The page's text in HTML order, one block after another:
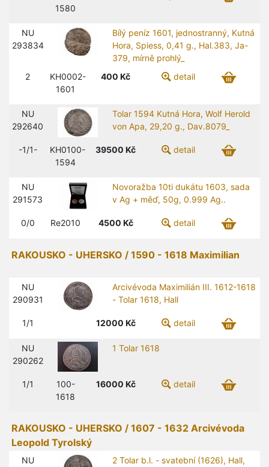
1580
NU
293834
Bílý peníz 1601, jednostranný, Kutná
Hora, Spiess, 0,41 g., Hal.383, Ja-
379, mírně prohlý_
2
KH0002-
1601
400 Kč detail
NU
292640
Tolar 1594 Kutná Hora, Wolf Herold
von Apa, 29,20 g., Dav.8079_
-1/1-
KH0100-
1594
39500 Kč detail
NU
291573
Novoražba 10ti dukátu 1603, sada
v Ag + měď, 50g, 0.999 Ag..
0/0 Re2010 4500 Kč detail
RAKOUSKO - UHERSKO / 1590 - 1618 Maximilian
NU
290931
Arcivévoda Maximilián III. 1612-1618
- Tolar 1618, Hall
1/1 12000 Kč detail
NU
290262
1 Tolar 1618
1/1
100-
1618
16000 Kč detail
RAKOUSKO - UHERSKO / 1607 - 1632 Arcivévoda
Leopold Tyrolský
NU
2 Tolar b.l. - svatební (1626), Hall,